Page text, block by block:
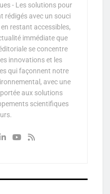
- Les solutions pour
rédigés avec un souci
restant accessibles,
immédiate que
se concentre
innovations et les
qui façonnent notre
avec une
aux solutions
scientifiques